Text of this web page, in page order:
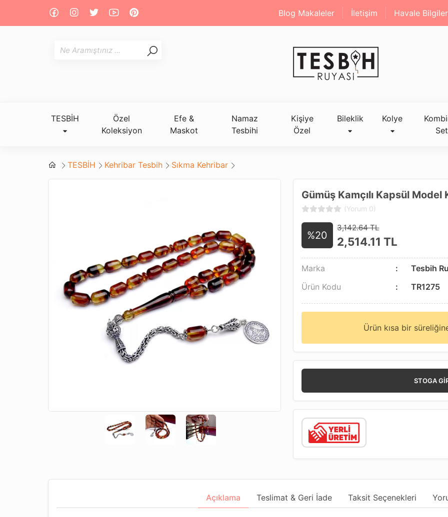
Blog Makaleler İletişim Havale
TESBİH
Özel
Koleksiyon
Efe &
Maskot
Namaz
Tesbihi
Kişiye
Özel
Bileklik Kolye
Set
TESBİH Kehribar Tesbih Sıkma Kehribar
Gümüş Kamçılı Kapsül
(Yorum 0)
%20
3,142.64 TL
2,514.11 TL
Marka
Tesbih
Ürün Kodu
TR1275
Ürün kısa bir
STOGA
Açıklama Teslimat & Geri İade Taksit Seçenekleri